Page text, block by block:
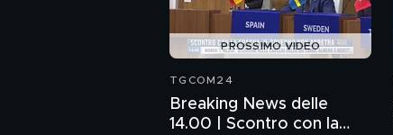
PROSSIMO VIDEO
TGCOM24
Breaking News delle
14.00 | Scontro con la